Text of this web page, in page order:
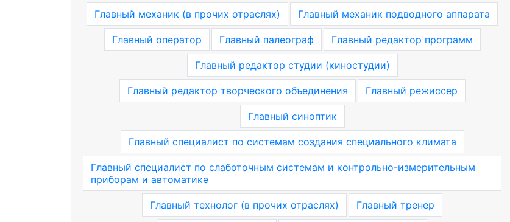
Главный механик (в прочих отраслях) Главный механик подводного аппарата
Главный оператор Главный палеограф Главный редактор программ
Главный редактор студии (киностудии)
Главный редактор творческого объединения Главный режиссер
Главный синоптик
Главный специалист по системам создания специального климата
Главный специалист по слаботочным системам и контрольно-измерительным
приборам и автоматике
Главный технолог (в прочих отраслях) Главный тренер